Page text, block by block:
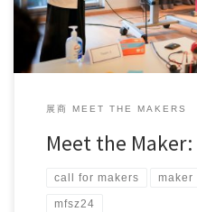
展商 MEET THE MAKERS
Meet the
call for makers maker
mfsz24